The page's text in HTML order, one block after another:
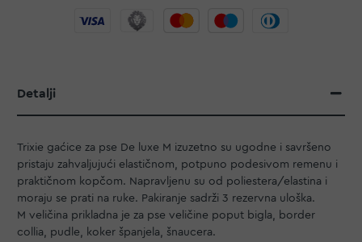
Detalji
Trixie gaćice za pse De luxe M izuzetno su ugodne i savršeno
pristaju zahvaljujući elastičnom, potpuno podesivom remenu i
praktičnom kopčom. Napravljenu su od poliestera/elastina i
moraju se prati na ruke. Pakiranje sadrži 3 rezervna uloška.
M veličina prikladna je za pse veličine poput bigla, border
collia, pudle, koker španjela, šnaucera.